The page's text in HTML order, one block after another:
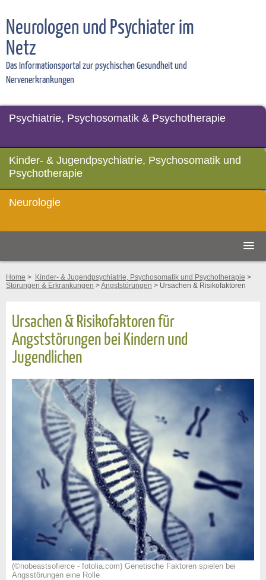
Neurologen und Psychiater im
Netz
Das Informationsportal zur psychischen Gesundheit und
Nervenerkrankungen
Psychiatrie, Psychosomatik & Psychotherapie
Kinder- & Jugendpsychiatrie, Psychosomatik und
Psychotherapie
Neurologie
Home > Kinder- & Jugendpsychiatrie, Psychosomatik und Psychotherapie >
Störungen & Erkrankungen >Angststörungen > Ursachen & Risikofaktoren
Ursachen & Risikofaktoren für
Angststörungen bei Kindern und
Jugendlichen
(©nobeastsofierce - fotolia.com) Genetische Faktoren spielen bei
Angsstörungen eine Rolle